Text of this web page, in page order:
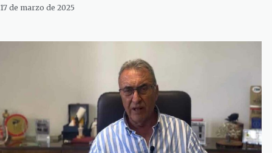
17 de marzo de 2025